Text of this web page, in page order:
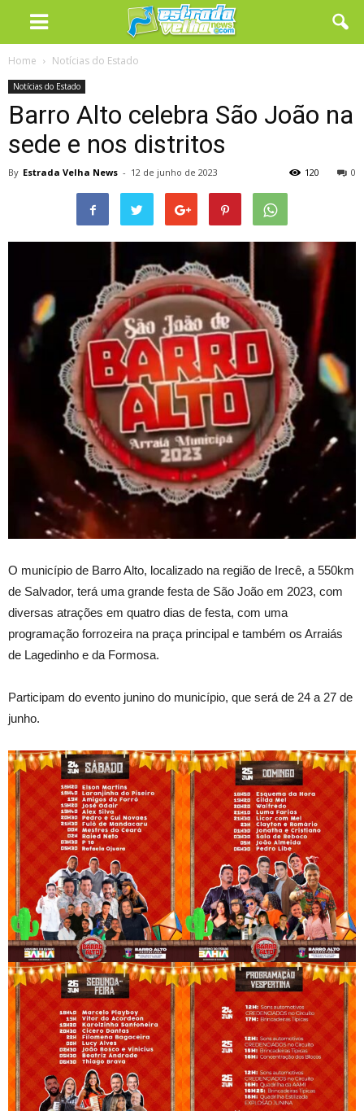
Home Notícias do Estado
Notícias do Estado
Barro Alto celebra São João na
sede e nos distritos
By Estrada Velha News - 12 de junho de 2023 0
120
O município de Barro Alto, localizado na região de Irecê, a 550km
de Salvador, terá uma grande festa de São João em 2023, com
diversas atrações em quatro dias de festa, com uma
programação forrozeira na praça principal e também os Arraiás
de Lagedinho e da Formosa.
Participam do evento junino do município, que será de 24 a 27 de
junho.